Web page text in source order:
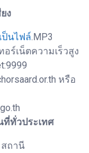
ง
ป็นไฟล์.MP3
ร์เน็ตความเร็วสูง
หรือ
ที่ทั่วประเทศ
สถานี